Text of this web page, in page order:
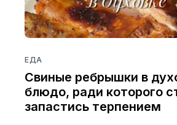
ЕДА
Свиные ребрышки в
блюдо, ради которого
запастись терпением